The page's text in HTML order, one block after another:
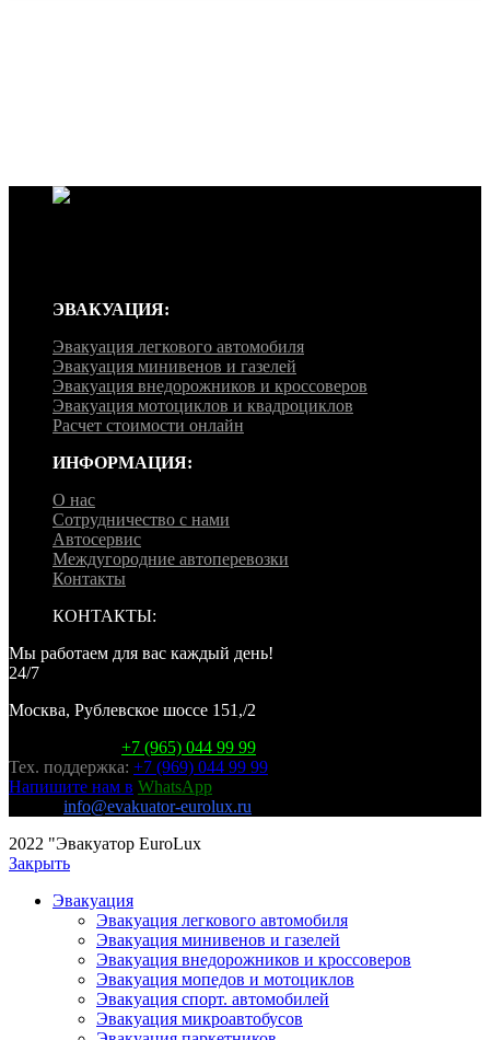
ЭВАКУАЦИЯ:
Эвакуация легкового автомобиля
Эвакуация минивенов и газелей
Эвакуация внедорожников и кроссоверов
Эвакуация мотоциклов и квадроциклов
Расчет стоимости онлайн
ИНФОРМАЦИЯ:
О нас
Сотрудничество с нами
Автосервис
Междугородние автоперевозки
Контакты
КОНТАКТЫ:
Мы работаем для вас каждый день!
24/7
Москва, Рублевское шоссе 151,/2
+7 (965) 044 99 99
Тех. поддержка: +7 (969) 044 99 99
Напишите нам в WhatsApp
info@evakuator-eurolux.ru
2022 "Эвакуатор EuroLux
Закрыть
Эвакуация
Эвакуация легкового автомобиля
Эвакуация минивенов и газелей
Эвакуация внедорожников и кроссоверов
Эвакуация мопедов и мотоциклов
Эвакуация спорт. автомобилей
Эвакуация микроавтобусов